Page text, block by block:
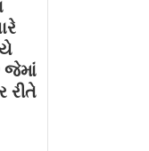
જેમાં
રીતે